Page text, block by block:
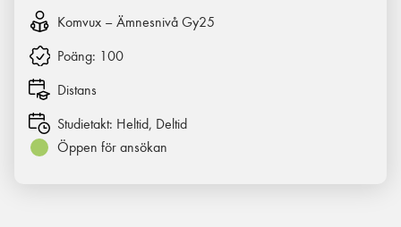
Komvux – Ämnesnivå Gy25
Poäng: 100
Distans
Studietakt: Heltid, Deltid
Öppen för ansökan